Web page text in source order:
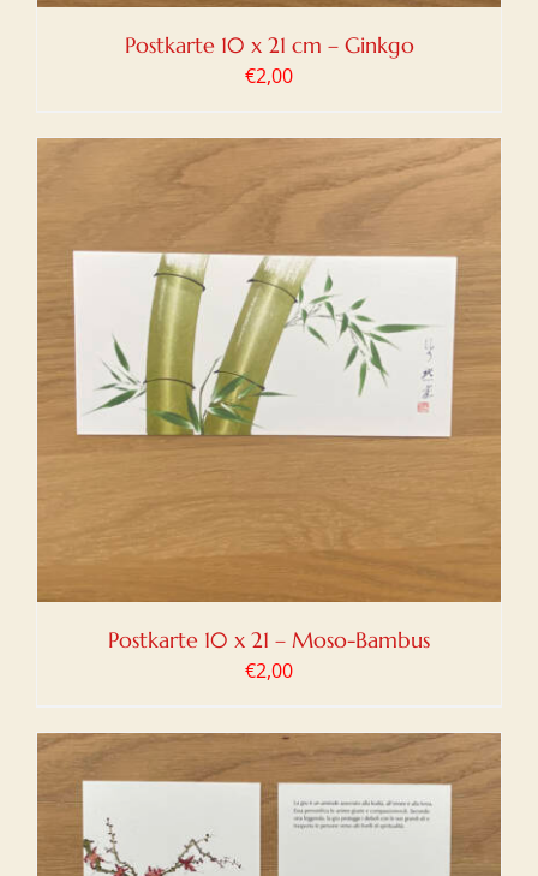
Postkarte 10 x 21 cm – Ginkgo
€2,00
Postkarte 10 x 21 – Moso-Bambus
€2,00